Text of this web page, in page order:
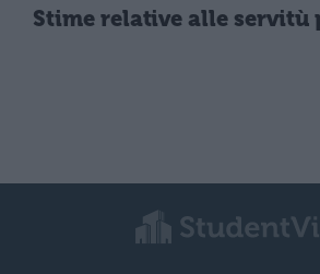
Stime relative alle servitù